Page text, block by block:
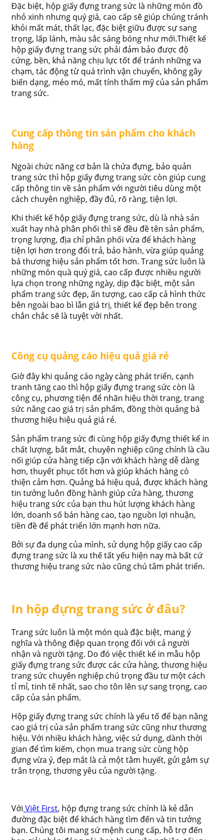
Đặc biệt, hộp giấy đựng trang sức là những món đồ
nhỏ xinh nhưng quý giá, cao cấp sẽ giúp chúng tránh
khỏi mất mát, thất lạc, đặc biệt giữu được sự sang
trọng, lấp lánh, màu sắc sáng bóng như mới.Thiết kế
hộp giấy đựng trang sức phải đảm bảo được độ
cứng, bền, khả năng chịu lực tốt để tránh những va
chạm, tác động từ quá trình vận chuyển, không gây
biến dạng, méo mó, mất tính thẩm mỹ của sản phẩm
trang sức.
Cung cấp thông tin sản phẩm cho khách
hàng
Ngoài chức năng cơ bản là chứa đựng, bảo quản
trang sức thì hộp giấy đựng trang sức còn giúp cung
cấp thông tin về sản phẩm với người tiêu dùng một
cách chuyên nghiệp, đầy đủ, rõ ràng, tiện lợi.
Khi thiết kế hộp giấy đựng trang sức, dù là nhà sản
xuất hay nhà phân phối thì sẽ đều đề tên sản phẩm,
trọng lượng, địa chỉ phân phối vừa để khách hàng
tiện lợi hơn trong đổi trả, bảo hành, vừa giúp quảng
bá thương hiệu sản phẩm tốt hơn. Trang sức luôn là
những món quà quý giá, cao cấp được nhiều người
lựa chọn trong những ngày, dịp đặc biệt, một sản
phẩm trang sức đẹp, ấn tượng, cao cấp cả hình thức
bên ngoài bao bì lẫn giá trị, thiết kế đẹp bên trong
chắn chắc sẽ là tuyệt vời nhất.
Công cụ quảng cáo hiệu quả giá rẻ
Giờ đây khi quảng cáo ngày càng phát triển, cạnh
tranh tăng cao thì hộp giấy đựng trang sức còn là
công cụ, phương tiện để nhãn hiệu thời trang, trang
sức nâng cao giá trị sản phẩm, đồng thời quảng bá
thương hiệu hiệu quả giá rẻ.
Sản phẩm trang sức đi cùng hộp giấy đựng thiết kế in
chất lượng, bắt mắt, chuyên nghiệp cũng chính là cầu
nối giúp cửa hàng tiếp cận với khách hàng dễ dàng
hơn, thuyết phục tốt hơn và giúp khách hàng có
thiện cảm hơn. Quảng bá hiệu quả, được khách hàng
tin tưởng luôn đồng hành giúp cửa hàng, thương
hiệu trang sức của bạn thu hút lượng khách hàng
lớn, doanh số bán hàng cao, tạo nguồn lợi nhuận,
tiền đề để phát triển lớn mạnh hơn nữa.
Bởi sự đa dụng của mình, sử dụng hộp giấy cao cấp
đựng trang sức là xu thế tất yếu hiện nay mà bất cứ
thương hiệu trang sức nào cũng chú tâm phát triển.
In hộp đựng trang sức ở đâu?
Trang sức luôn là một món quà đặc biệt, mang ý
nghĩa và thông điệp quan trọng đối với cả người
nhận và người tặng. Do đó việc thiết kế in mẫu hộp
giấy đựng trang sức được các cửa hàng, thương hiệu
trang sức chuyên nghiệp chú trọng đầu tư một cách
tỉ mỉ, tinh tế nhất, sao cho tôn lên sự sang trọng, cao
cấp của sản phẩm.
Hộp giấy đựng trang sức chính là yếu tố để bạn nâng
cao giá trị của sản phẩm trang sức cũng như thương
hiệu. Với nhiều khách hàng, việc sử dụng, dành thời
gian để tìm kiếm, chọn mua trang sức cùng hộp
đựng vừa ý, đẹp mắt là cả một tâm huyết, gửi gắm sự
trân trọng, thương yêu của người tặng.
Với Việt First, hộp đựng trang sức chính là kẻ dẫn
đường đặc biệt để khách hàng tìm đến và tin tưởng
bạn. Chúng tôi mang sứ mệnh cung cấp, hỗ trợ đến